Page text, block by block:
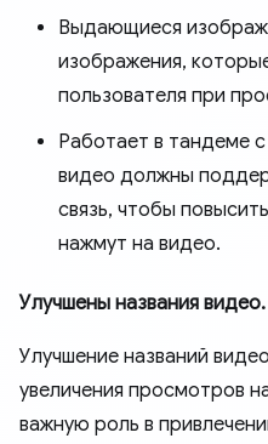
Выдающиеся
изображения,
пользователя при
Работает в тандеме
видео должны
связь, чтобы
нажмут на видео.
Улучшены названия видео.
Улучшение названий
увеличения просмотров
важную роль в